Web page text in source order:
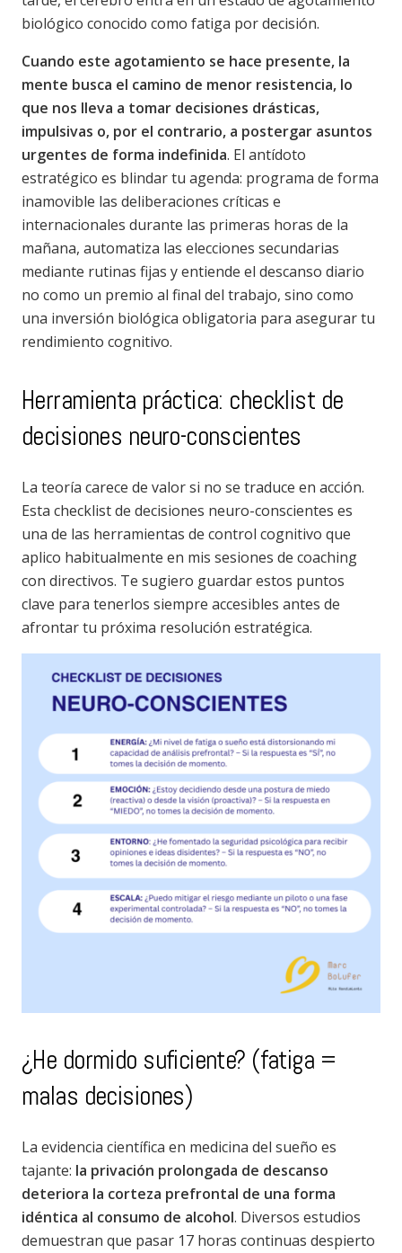
biológico conocido como fatiga por decisión.
Cuando este agotamiento se hace presente, la
mente busca el camino de menor resistencia, lo
que nos lleva a tomar decisiones drásticas,
impulsivas o, por el contrario, a postergar asuntos
urgentes de forma indefinida. El antídoto
estratégico es blindar tu agenda: programa de forma
inamovible las deliberaciones críticas e
internacionales durante las primeras horas de la
mañana, automatiza las elecciones secundarias
mediante rutinas fijas y entiende el descanso diario
no como un premio al final del trabajo, sino como
una inversión biológica obligatoria para asegurar tu
rendimiento cognitivo.
Herramienta práctica: checklist de
decisiones neuro-conscientes
La teoría carece de valor si no se traduce en acción.
Esta checklist de decisiones neuro-conscientes es
una de las herramientas de control cognitivo que
aplico habitualmente en mis sesiones de coaching
con directivos. Te sugiero guardar estos puntos
clave para tenerlos siempre accesibles antes de
afrontar tu próxima resolución estratégica.
¿He dormido suficiente? (fatiga =
malas decisiones)
La evidencia científica en medicina del sueño es
tajante: la privación prolongada de descanso
deteriora la corteza prefrontal de una forma
idéntica al consumo de alcohol. Diversos estudios
demuestran que pasar 17 horas continuas despierto